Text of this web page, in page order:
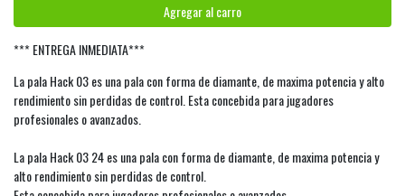
Agregar al carro
*** ENTREGA INMEDIATA***
La pala Hack 03 es una pala con forma de diamante, de maxima potencia y alto
rendimiento sin perdidas de control. Esta concebida para jugadores
profesionales o avanzados.
La pala Hack 03 24 es una pala con forma de diamante, de maxima potencia y
alto rendimiento sin perdidas de control.